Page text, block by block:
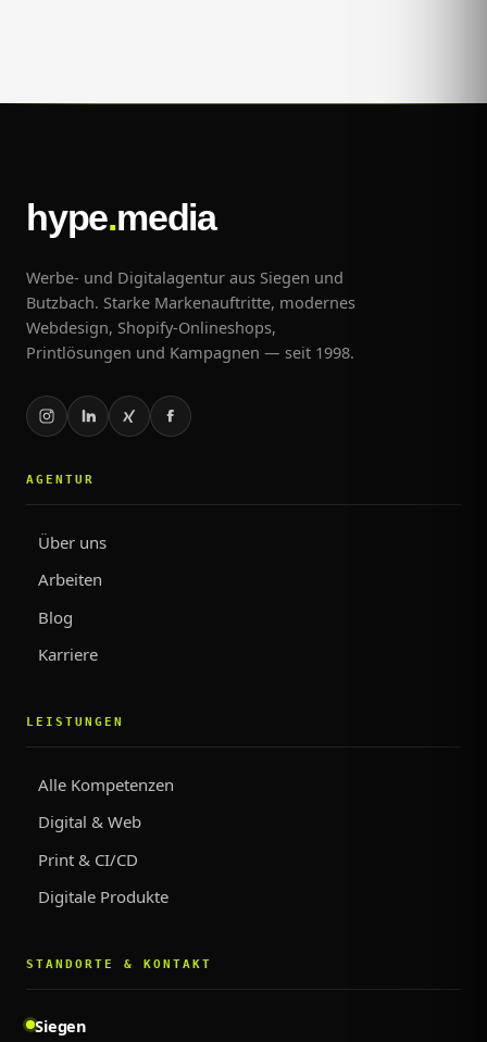
hype.media
Werbe- und Digitalagentur aus Siegen und
Butzbach. Starke Markenauftritte, modernes
Webdesign, Shopify-Onlineshops,
Printlösungen und Kampagnen — seit 1998.
AGENTUR
Über uns
Arbeiten
Blog
Karriere
LEISTUNGEN
Alle Kompetenzen
Digital & Web
Print & CI/CD
Digitale Produkte
STANDORTE & KONTAKT
Siegen